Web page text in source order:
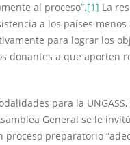
al proceso”.[1] La
a los países
para lograr los
donantes a que aporten
para la
General se le
preparatorio